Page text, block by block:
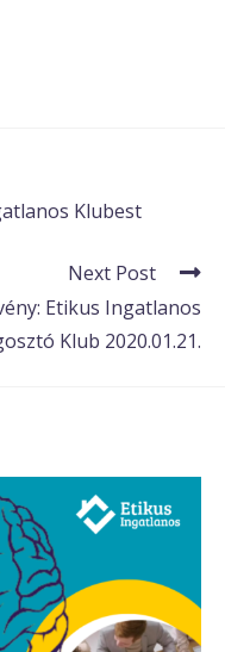
Klubest
Next Post
Etikus Ingatlanos
Klub 2020.01.21.